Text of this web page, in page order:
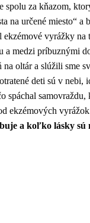
spolu za kňazom,
na určené miesto“ a
ekzémové vyrážky
a medzi príbuznými
oltár a slúžili sme
deti sú v nebi,
samovraždu,
ekzémových
a koľko lásky